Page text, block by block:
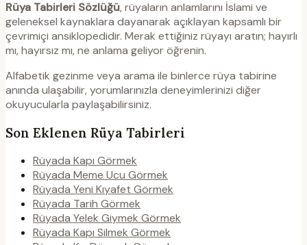
Rüya Tabirleri Sözlüğü, rüyaların anlamlarını İslami ve
geleneksel kaynaklara dayanarak açıklayan kapsamlı bir
çevrimiçi ansiklopedidir. Merak ettiğiniz rüyayı aratın; hayırlı
mı, hayırsız mı, ne anlama geliyor öğrenin.
Alfabetik gezinme veya arama ile binlerce rüya tabirine
anında ulaşabilir, yorumlarınızla deneyimlerinizi diğer
okuyucularla paylaşabilirsiniz.
Son Eklenen Rüya Tabirleri
Rüyada Kapı Görmek
Rüyada Meme Ucu Görmek
Rüyada Yeni Kıyafet Görmek
Rüyada Tarih Görmek
Rüyada Yelek Giymek Görmek
Rüyada Kapı Silmek Görmek